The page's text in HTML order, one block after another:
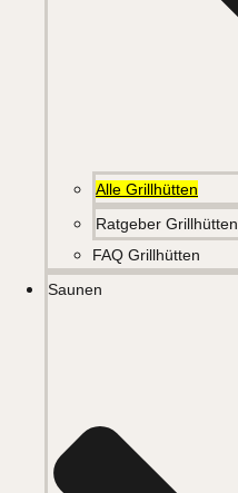
Alle Grillhütten
Ratgeber Grillhütten
FAQ Grillhütten
Saunen